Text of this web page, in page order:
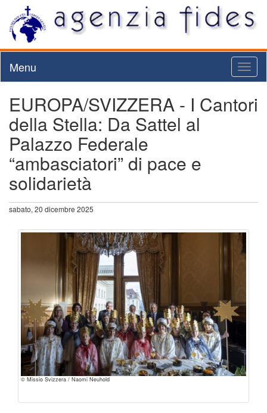
Menu
EUROPA/SVIZZERA - I Cantori
della Stella: Da Sattel al
Palazzo Federale
“ambasciatori” di pace e
solidarietà
sabato, 20 dicembre 2025
© Missio Svizzera / Naomi Neuhold